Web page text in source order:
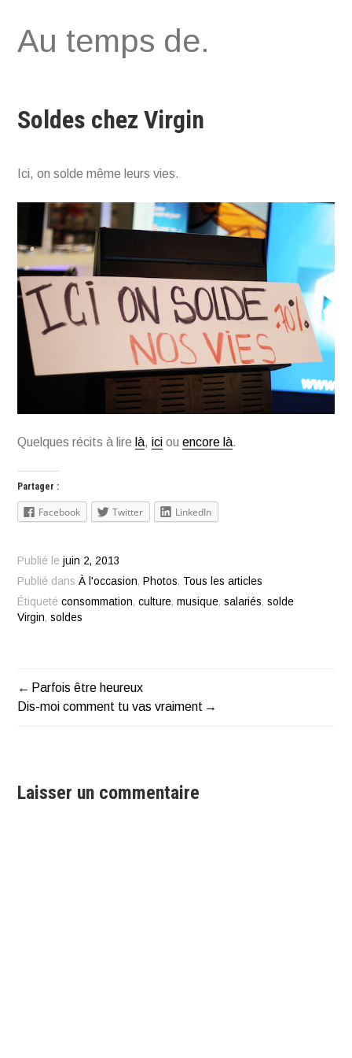
au
Au temps de.
Soldes chez Virgin
Ici, on solde même leurs vies.
Quelques récits à lire là,ici ouencore là.
Partager :
Facebook Twitter LinkedIn
Publié lejuin 2, 2013
Publié dansÀ l'occasion, Photos, Tous les articles
Étiquetéconsommation,culture,musique,salariés,solde
Virgin,soldes
Navigation
Parfois être heureux
Dis-moi comment tu vas vraiment
Laisser un commentaire